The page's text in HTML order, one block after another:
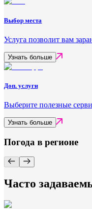
Выбор места
Услуга позволит вам
Узнать больше
Доп. услуги
Выберите полезные
Узнать больше
Погода в регионе
Часто